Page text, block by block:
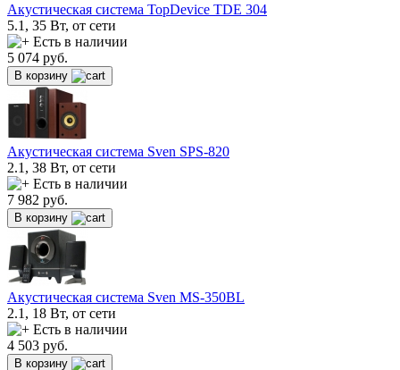
Акустическая система TopDevice TDE 304
5.1, 35 Вт, от сети
Есть в наличии
5 074 руб.
В корзину
Акустическая система Sven SPS-820
2.1, 38 Вт, от сети
Есть в наличии
7 982 руб.
В корзину
Акустическая система Sven MS-350BL
2.1, 18 Вт, от сети
Есть в наличии
4 503 руб.
В корзину